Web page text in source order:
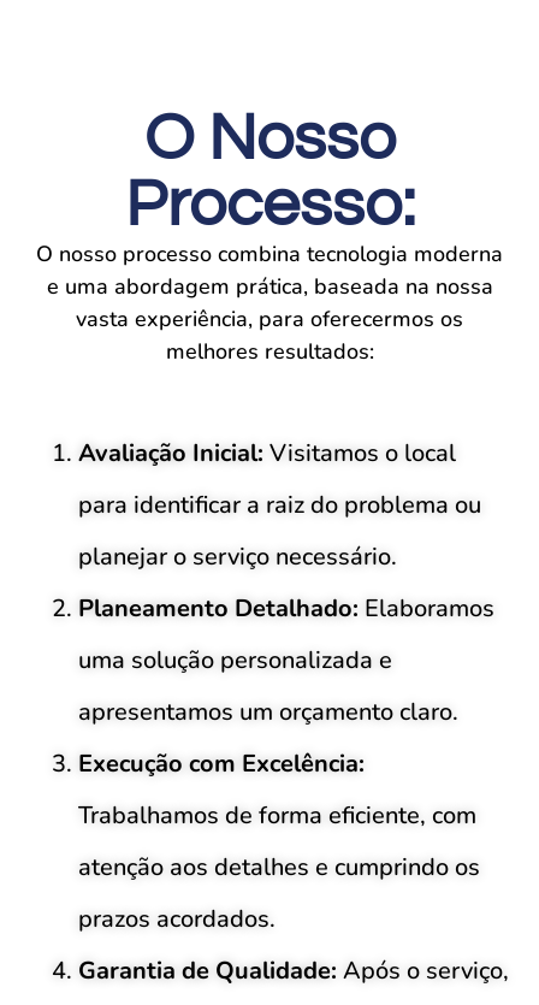
O Nosso
Processo:
O nosso processo combina tecnologia moderna
e uma abordagem prática, baseada na nossa
vasta experiência, para oferecermos os
melhores resultados:
Avaliação Inicial: Visitamos o local
para identificar a raiz do problema ou
planejar o serviço necessário.
Planeamento Detalhado: Elaboramos
uma solução personalizada e
apresentamos um orçamento claro.
Execução com Excelência:
Trabalhamos de forma eficiente, com
atenção aos detalhes e cumprindo os
prazos acordados.
Garantia de Qualidade: Após o serviço,